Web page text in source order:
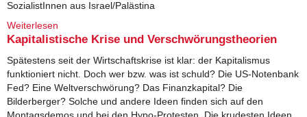
SozialistInnen aus Israel/Palästina
Weiterlesen
Kapitalistische Krise und Verschwörungstheorien
Spätestens seit der Wirtschaftskrise ist klar: der Kapitalismus
funktioniert nicht. Doch wer bzw. was ist schuld? Die US-Notenbank
Fed? Eine Weltverschwörung? Das Finanzkapital? Die
Bilderberger? Solche und andere Ideen finden sich auf den